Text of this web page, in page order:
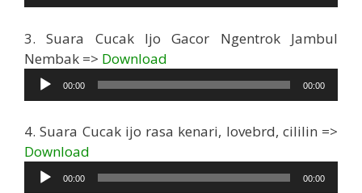
3. Suara Cucak Ijo Gacor Ngentrok Jambul
Nembak => Download
Audio
00:00 00:00
4. Suara Cucak ijo rasa kenari, lovebrd, cililin =>
Download
Audio
00:00 00:00